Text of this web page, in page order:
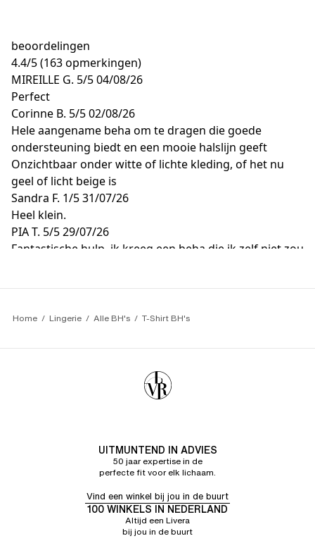
beoordelingen
4.4/5(163 opmerkingen)
MIREILLE G. 5/504/08/26
Perfect
Corinne B. 5/502/08/26
Hele aangename beha om te dragen die goede
ondersteuning biedt en een mooie halslijn geeft
Onzichtbaar onder witte of lichte kleding, of het nu
geel of licht beige is
Sandra F. 1/531/07/26
Heel klein.
PIA T. 5/529/07/26
Fantastische hulp, ik kreeg een beha die ik zelf niet zou
Artikel voldoet aan mijn verwachtingen
Home Lingerie Alle BH's T-Shirt BH's
UITMUNTEND IN ADVIES
50 jaar expertise in de
perfecte fit voor elk lichaam.
Vind een winkel bij jou in de buurt
100 WINKELS IN NEDERLAND
Altijd een Livera
bij jou in de buurt